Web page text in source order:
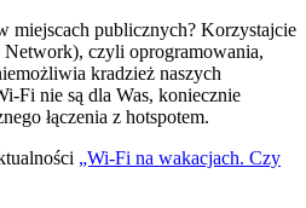
miejscach publicznych? Korzystajcie
czyli oprogramowania,
kradzież naszych
Fi nie są dla Was, koniecznie
łączenia z hotspotem.
„Wi-Fi na wakacjach. Czy